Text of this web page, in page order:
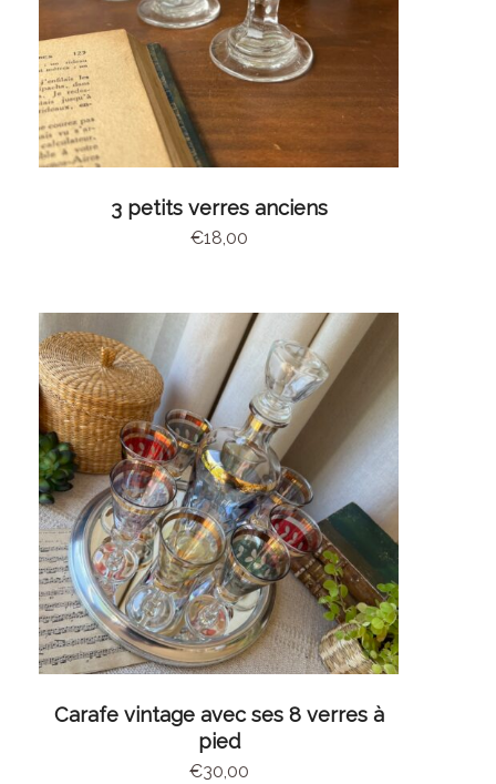
AJOUTER AU PANIER
3 petits verres anciens
€18,00
AJOUTER AU PANIER
Carafe vintage avec ses 8 verres à
pied
€30,00